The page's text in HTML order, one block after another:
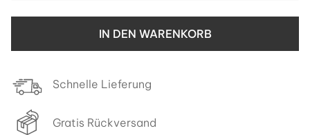
IN DEN WARENKORB
Schnelle Lieferung
Gratis Rückversand